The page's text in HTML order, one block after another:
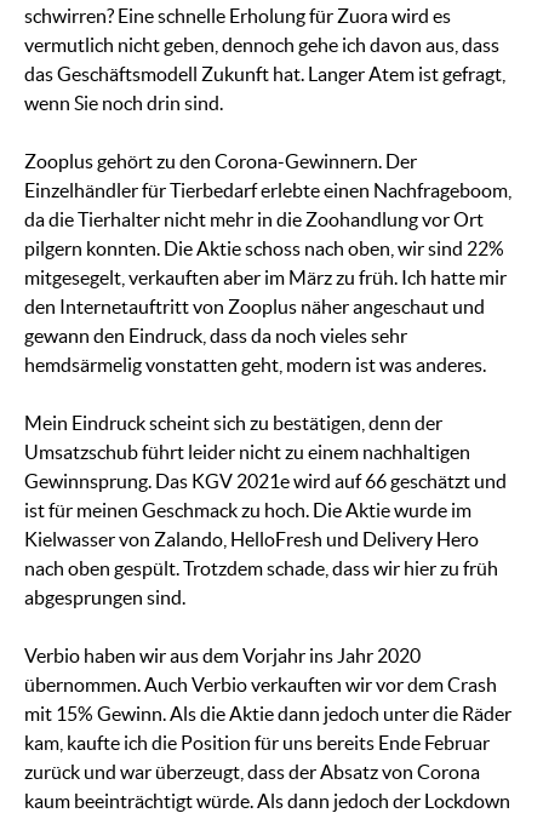
schwirren? Eine schnelle Erholung für Zuora wird es
vermutlich nicht geben, dennoch gehe ich davon aus, dass
das Geschäftsmodell Zukunft hat. Langer Atem ist gefragt,
wenn Sie noch drin sind.
Zooplus gehört zu den Corona-Gewinnern. Der
Einzelhändler für Tierbedarf erlebte einen Nachfrageboom,
da die Tierhalter nicht mehr in die Zoohandlung vor Ort
pilgern konnten. Die Aktie schoss nach oben, wir sind 22%
mitgesegelt, verkauften aber im März zu früh. Ich hatte mir
den Internetauftritt von Zooplus näher angeschaut und
gewann den Eindruck, dass da noch vieles sehr
hemdsärmelig vonstatten geht, modern ist was anderes.
Mein Eindruck scheint sich zu bestätigen, denn der
Umsatzschub führt leider nicht zu einem nachhaltigen
Gewinnsprung. Das KGV 2021e wird auf 66 geschätzt und
ist für meinen Geschmack zu hoch. Die Aktie wurde im
Kielwasser von Zalando, HelloFresh und Delivery Hero
nach oben gespült. Trotzdem schade, dass wir hier zu früh
abgesprungen sind.
Verbio haben wir aus dem Vorjahr ins Jahr 2020
übernommen. Auch Verbio verkauften wir vor dem Crash
mit 15% Gewinn. Als die Aktie dann jedoch unter die Räder
kam, kaufte ich die Position für uns bereits Ende Februar
zurück und war überzeugt, dass der Absatz von Corona
kaum beeinträchtigt würde. Als dann jedoch der Lockdown